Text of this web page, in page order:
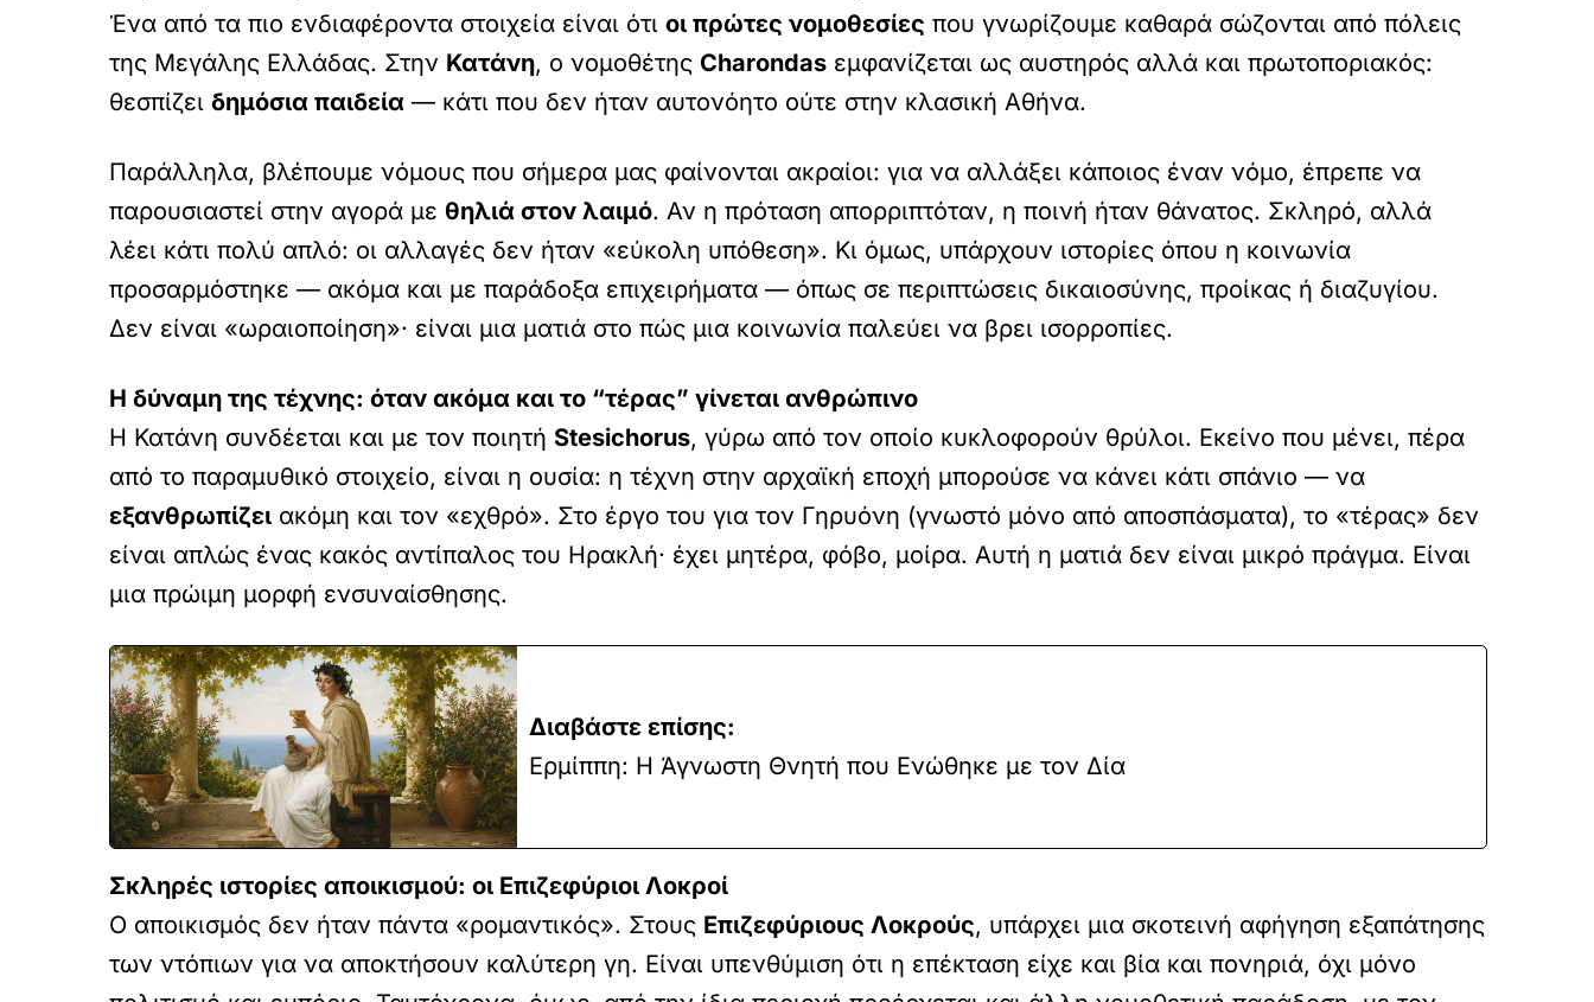
Ένα από τα πιο ενδιαφέροντα στοιχεία είναι ότι οι πρώτες νομοθεσίες που γνωρίζουμε καθαρά σώζονται από πόλεις
της Μεγάλης Ελλάδας. Στην Κατάνη, ο νομοθέτης Charondas εμφανίζεται ως αυστηρός αλλά και πρωτοποριακός:
θεσπίζει δημόσια παιδεία — κάτι που δεν ήταν αυτονόητο ούτε στην κλασική Αθήνα.
Παράλληλα, βλέπουμε νόμους που σήμερα μας φαίνονται ακραίοι: για να αλλάξει κάποιος έναν νόμο, έπρεπε να
παρουσιαστεί στην αγορά με θηλιά στον λαιμό. Αν η πρόταση απορριπτόταν, η ποινή ήταν θάνατος. Σκληρό, αλλά
λέει κάτι πολύ απλό: οι αλλαγές δεν ήταν «εύκολη υπόθεση». Κι όμως, υπάρχουν ιστορίες όπου η κοινωνία
προσαρμόστηκε — ακόμα και με παράδοξα επιχειρήματα — όπως σε περιπτώσεις δικαιοσύνης, προίκας ή διαζυγίου.
Δεν είναι «ωραιοποίηση»· είναι μια ματιά στο πώς μια κοινωνία παλεύει να βρει ισορροπίες.
Η δύναμη της τέχνης: όταν ακόμα και το “τέρας” γίνεται ανθρώπινο
Η Κατάνη συνδέεται και με τον ποιητή Stesichorus, γύρω από τον οποίο κυκλοφορούν θρύλοι. Εκείνο που μένει, πέρα
από το παραμυθικό στοιχείο, είναι η ουσία: η τέχνη στην αρχαϊκή εποχή μπορούσε να κάνει κάτι σπάνιο — να
εξανθρωπίζει ακόμη και τον «εχθρό». Στο έργο του για τον Γηρυόνη (γνωστό μόνο από αποσπάσματα), το «τέρας» δεν
είναι απλώς ένας κακός αντίπαλος του Ηρακλή· έχει μητέρα, φόβο, μοίρα. Αυτή η ματιά δεν είναι μικρό πράγμα. Είναι
μια πρώιμη μορφή ενσυναίσθησης.
Διαβάστε επίσης:
Ερμίππη: Η Άγνωστη Θνητή που Ενώθηκε με τον Δία
Σκληρές ιστορίες αποικισμού: οι Επιζεφύριοι Λοκροί
Ο αποικισμός δεν ήταν πάντα «ρομαντικός». Στους Επιζεφύριους Λοκρούς, υπάρχει μια σκοτεινή αφήγηση εξαπάτησης
των ντόπιων για να αποκτήσουν καλύτερη γη. Είναι υπενθύμιση ότι η επέκταση είχε και βία και πονηριά, όχι μόνο